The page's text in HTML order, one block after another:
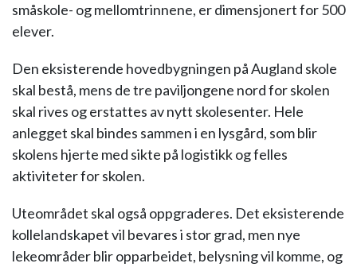
småskole- og mellomtrinnene, er dimensjonert for 500
elever.
Den eksisterende hovedbygningen på Augland skole
skal bestå, mens de tre paviljongene nord for skolen
skal rives og erstattes av nytt skolesenter. Hele
anlegget skal bindes sammen i en lysgård, som blir
skolens hjerte med sikte på logistikk og felles
aktiviteter for skolen.
Uteområdet skal også oppgraderes. Det eksisterende
kollelandskapet vil bevares i stor grad, men nye
lekeområder blir opparbeidet, belysning vil komme, og